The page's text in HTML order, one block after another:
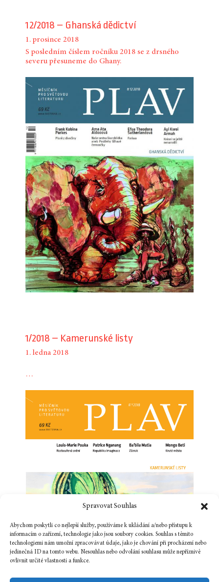
Spravovat Souhlas
Abychom poskytli co nejlepší služby, používáme k ukládání a/nebo přístupu k
informacím o zařízení, technologie jako jsou soubory cookies. Souhlas s těmito
technologiemi nám umožní zpracovávat údaje, jako je chování při procházení nebo
jedinečná ID na tomto webu. Nesouhlas nebo odvolání souhlasu může nepříznivě
ovlivnit určité vlastnosti a funkce.
12/2018 – Ghanská dědictví
1. prosince 2018
S posledním číslem ročníku 2018 se z drsného
severu přesuneme do Ghany.
1/2018 – Kamerunské listy
1. ledna 2018
…